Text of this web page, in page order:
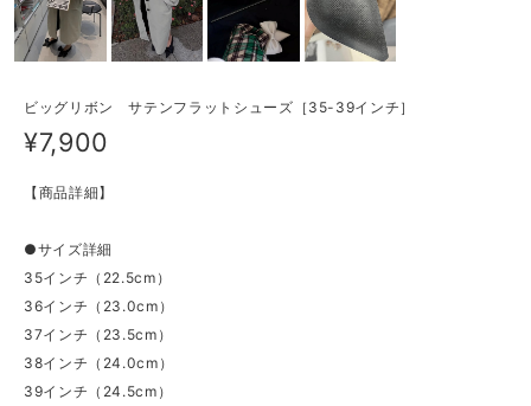
ビッグリボン サテンフラットシューズ［35-39インチ］
¥7,900
【商品詳細】
●サイズ詳細
35インチ（22.5cm）
36インチ（23.0cm）
37インチ（23.5cm）
38インチ（24.0cm）
39インチ（24.5cm）